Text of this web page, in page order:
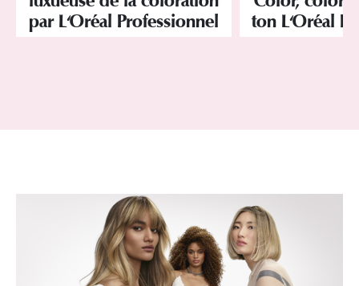
par L'Oréal Professionnel
ton L'Oréal